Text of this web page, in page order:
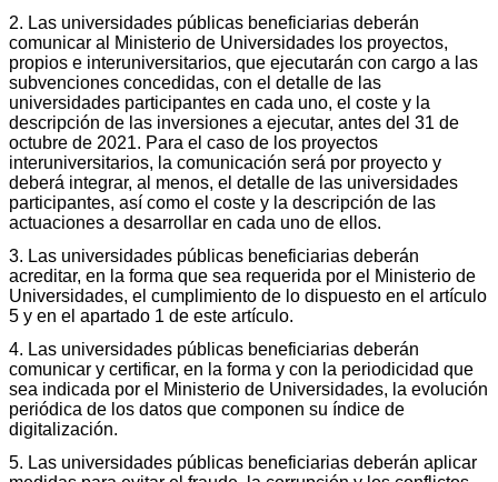
2. Las universidades públicas beneficiarias deberán
comunicar al Ministerio de Universidades los proyectos,
propios e interuniversitarios, que ejecutarán con cargo a las
subvenciones concedidas, con el detalle de las
universidades participantes en cada uno, el coste y la
descripción de las inversiones a ejecutar, antes del 31 de
octubre de 2021. Para el caso de los proyectos
interuniversitarios, la comunicación será por proyecto y
deberá integrar, al menos, el detalle de las universidades
participantes, así como el coste y la descripción de las
actuaciones a desarrollar en cada uno de ellos.
3. Las universidades públicas beneficiarias deberán
acreditar, en la forma que sea requerida por el Ministerio de
Universidades, el cumplimiento de lo dispuesto en el artículo
5 y en el apartado 1 de este artículo.
4. Las universidades públicas beneficiarias deberán
comunicar y certificar, en la forma y con la periodicidad que
sea indicada por el Ministerio de Universidades, la evolución
periódica de los datos que componen su índice de
digitalización.
5. Las universidades públicas beneficiarias deberán aplicar